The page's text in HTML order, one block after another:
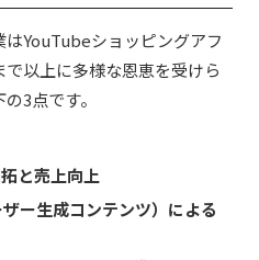
YouTubeショッピングアフ
以上に多様な恩恵を受けら
3点です。
と売上向上
ー生成コンテンツ）による